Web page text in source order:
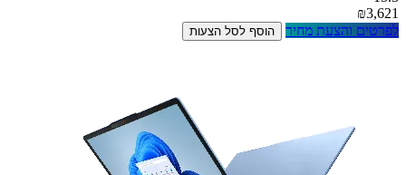
₪3,621
לפרטים והצעת מחיר
הוסף לסל הצעות